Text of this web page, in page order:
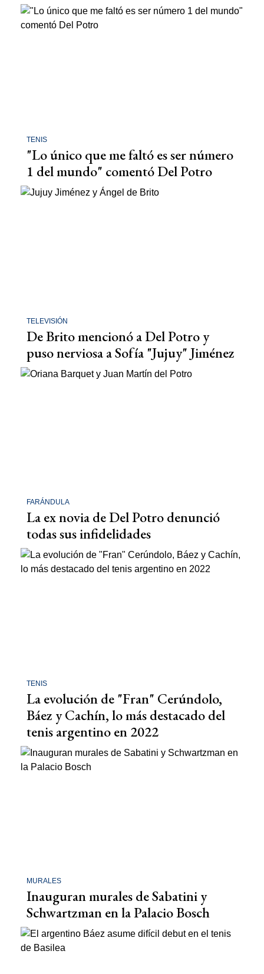
TENIS
"Lo único que me faltó es ser número
1 del mundo" comentó Del Potro
TELEVISIÓN
De Brito mencionó a Del Potro y
puso nerviosa a Sofía "Jujuy" Jiménez
FARÁNDULA
La ex novia de Del Potro denunció
todas sus infidelidades
TENIS
La evolución de "Fran" Cerúndolo,
Báez y Cachín, lo más destacado del
tenis argentino en 2022
MURALES
Inauguran murales de Sabatini y
Schwartzman en la Palacio Bosch